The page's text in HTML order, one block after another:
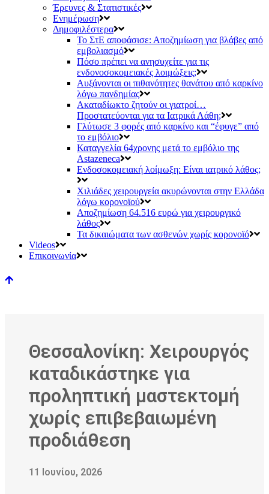
Έρευνες & Στατιστικές
Ενημέρωση
Δημοφιλέστερα
Το ΣτΕ αποφάσισε: Αποζημίωση για βλάβες από
εμβολιασμό
Πόσο πρέπει να ανησυχείτε για τις
ενδονοσοκομειακές λοιμώξεις;
Αυξάνονται οι πιθανότητες θανάτου από καρκίνο
λόγω πανδημίας
Ακαταδίωκτο ζητούν οι γιατροί…
Προστατεύονται για τα Ιατρικά Λάθη;
Γλύτωσε 3 φορές από καρκίνο και “έφυγε” από
το εμβόλιο
Καταγγελία 64χρονης μετά το εμβόλιο της
Astazeneca
Ενδοσοκομειακή λοίμωξη: Είναι ιατρικό λάθος;
Χιλιάδες χειρουργεία ακυρώνονται στην Ελλάδα
λόγω κορονοϊού
Αποζημίωση 64.516 ευρώ για χειρουργικό
λάθος
Τα δικαιώματα των ασθενών χωρίς κορονοϊό
Videos
Επικοινωνία
Θεσσαλονίκη: Χειρουργός
καταδικάστηκε για
προληπτική μαστεκτομή
χωρίς επιβεβαιωμένη
προδιάθεση
11 Ιουνίου, 2026